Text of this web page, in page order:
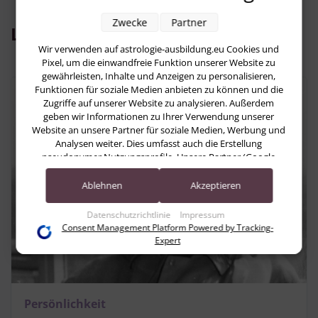
Lesen Sie jetzt:
Persönlichkeit
Wir verwenden auf astrologie-ausbildung.eu Cookies und
Pixel, um die einwandfreie Funktion unserer Website zu
gewährleisten, Inhalte und Anzeigen zu personalisieren,
Funktionen für soziale Medien anbieten zu können und die
Zugriffe auf unserer Website zu analysieren. Außerdem
geben wir Informationen zu Ihrer Verwendung unserer
Website an unsere Partner für soziale Medien, Werbung und
Analysen weiter. Dies umfasst auch die Erstellung
pseudonymer Nutzungsprofile. Unsere Partner (Google
Advertising Products) führen diese Informationen
möglicherweise mit weiteren Daten zusammen, die Sie ihnen
Accounts) oder welche sie im Rahmen Ihrer Nutzung der
Dienste gesammelt haben (bspw. Nutzungsdaten anderer
Geräte). Ihre Einwilligung zur Nutzung von Cookies und
Datenschutz-Button links unten klicken und dort die
entsprechenden Anpassungen vornehmen.
Zwecke der Datenverarbeitung durch unsere Partner:
Datenschutzrichtlinie Impressum
Zwecke Partner
Ablehnen Akzeptieren
Consent Management Platform Powered by Tracking-
Expert